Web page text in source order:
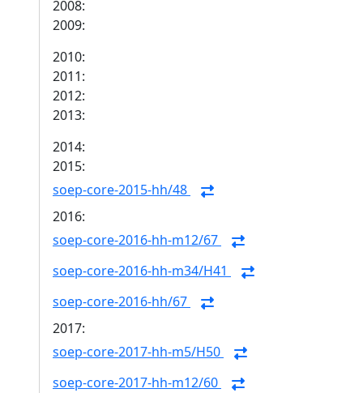
2008:
2009:
2010:
2011:
2012:
2013:
2014:
2015:
soep-core-2015-hh/48
2016:
soep-core-2016-hh-m12/67
soep-core-2016-hh-m34/H41
soep-core-2016-hh/67
2017:
soep-core-2017-hh-m5/H50
soep-core-2017-hh-m12/60